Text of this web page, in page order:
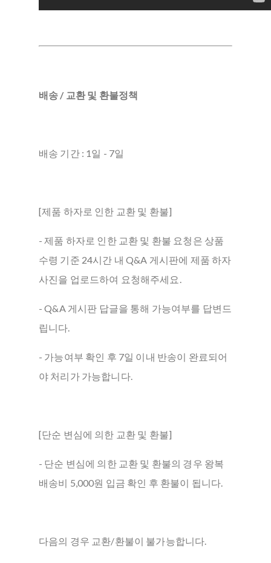
배송 / 교환 및 환불정책
배송 기간 : 1일 - 7일
[제품 하자로 인한 교환 및 환불]
- 제품 하자로 인한 교환 및 환불 요청은 상품
수령 기준 24시간 내 Q&A 게시판에 제품 하자
사진을 업로드하여 요청해주세요.
- Q&A 게시판 답글을 통해 가능여부를 답변드
립니다.
- 가능여부 확인 후 7일 이내 반송이 완료되어
야 처리가 가능합니다.
[단순 변심에 의한 교환 및 환불]
- 단순 변심에 의한 교환 및 환불의 경우 왕복
배송비 5,000원 입금 확인 후 환불이 됩니다.
다음의 경우 교환/환불이 불가능합니다.